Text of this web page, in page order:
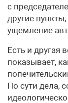
с
другие
ущемление
Есть и другая
показывает,
По сути дела,